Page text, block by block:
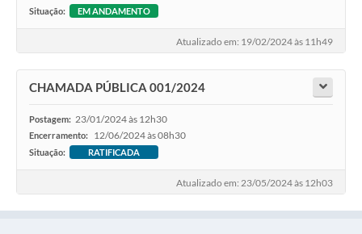
Situação:
EM ANDAMENTO
Atualizado em: 19/02/2024 às 11h49
CHAMADA PÚBLICA 001/2024
Postagem: 23/01/2024 às 12h30
Encerramento: 12/06/2024 às 08h30
Situação: RATIFICADA
Atualizado em: 23/05/2024 às 12h03